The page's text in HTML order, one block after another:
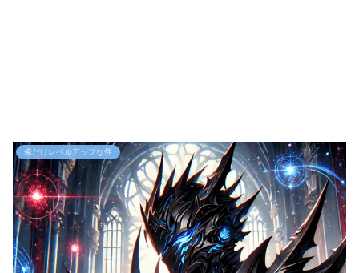
俺だけレベルアップな件